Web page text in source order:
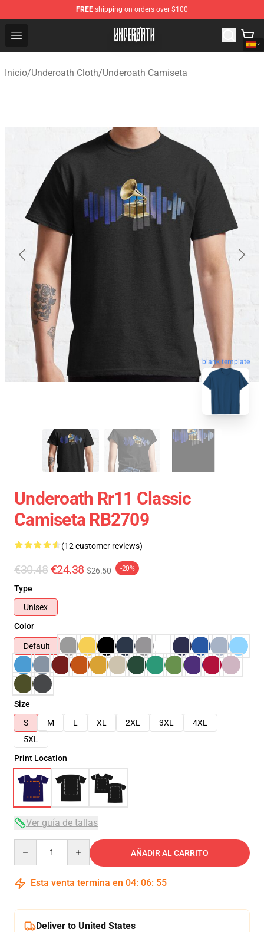
FREE shipping on orders over $100
Open menu
Underoath Store - Official Underoath Merchandise Shop
Inicio/Underoath Cloth/Underoath Camiseta
blank template
Underoath Rr11 Classic
Camiseta RB2709
(12 customer reviews)
€30.48 €24.38 $26.50 -20%
Type
Unisex
Color
Default
Size
S
M L XL 2XL 3XL
4XL
5XL
Print Location
Ver guía de tallas
AÑADIR AL CARRITO
Esta venta termina en 04: 06: 54
Deliver to United States